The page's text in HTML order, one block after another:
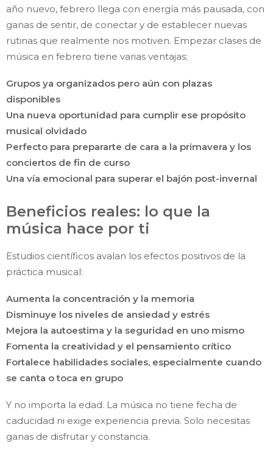
año nuevo, febrero llega con energía más pausada, con
ganas de sentir, de conectar y de establecer nuevas
rutinas que realmente nos motiven. Empezar clases de
música en febrero tiene varias ventajas:
Grupos ya organizados pero aún con plazas
disponibles
Una nueva oportunidad para cumplir ese propósito
musical olvidado
Perfecto para prepararte de cara a la primavera y los
conciertos de fin de curso
Una vía emocional para superar el bajón post-invernal
Beneficios reales: lo que la
música hace por ti
Estudios científicos avalan los efectos positivos de la
práctica musical:
Aumenta la concentración y la memoria
Disminuye los niveles de ansiedad y estrés
Mejora la autoestima y la seguridad en uno mismo
Fomenta la creatividad y el pensamiento crítico
Fortalece habilidades sociales, especialmente cuando
se canta o toca en grupo
Y no importa la edad. La música no tiene fecha de
caducidad ni exige experiencia previa. Solo necesitas
ganas de disfrutar y constancia.